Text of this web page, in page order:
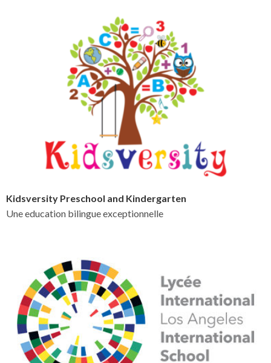
Kidsversity Preschool and Kindergarten
Une education bilingue exceptionnelle